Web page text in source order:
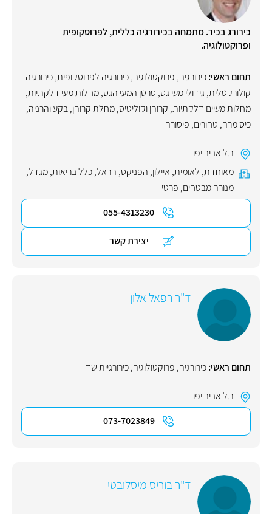
כירורג בכיר. מתמחה בכירורגיה כללית, לפרוסקופית
ופרוקטולוגיה.
תחום ראשי:כירורגיה, פרוקטולוגיה,כירורגיה לפרוסקופית,כירורגיה
קולורקטלית, גידולי מעי גס, סרטן המעי הגס,מחלות מעי דלקתיות,
מחלות מעיים דלקתיות, קרוהן וקוליטיס,מחלת קרוהן,בקע והרניה,
כיס מרה, טחורים, פיסורה
תל אביב יפו
מאוחדת, לאומית, איילון, הפניקס, הראל,כלל בריאות,מגדל,
מנורה מבטחים, פרטי
055-4313230
יצירת קשר
ד"ר רפאל אלון
תחום ראשי:כירורגיה, פרוקטולוגיה,כירורגיית שד
תל אביב יפו
073-7023849
ד"ר בוריס מיסלובטי